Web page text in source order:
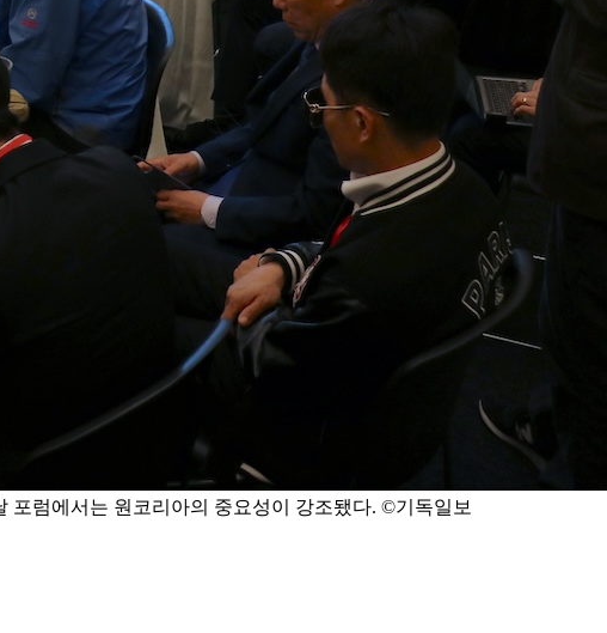
포럼에서는 원코리아의 중요성이 강조됐다. ©기독일보